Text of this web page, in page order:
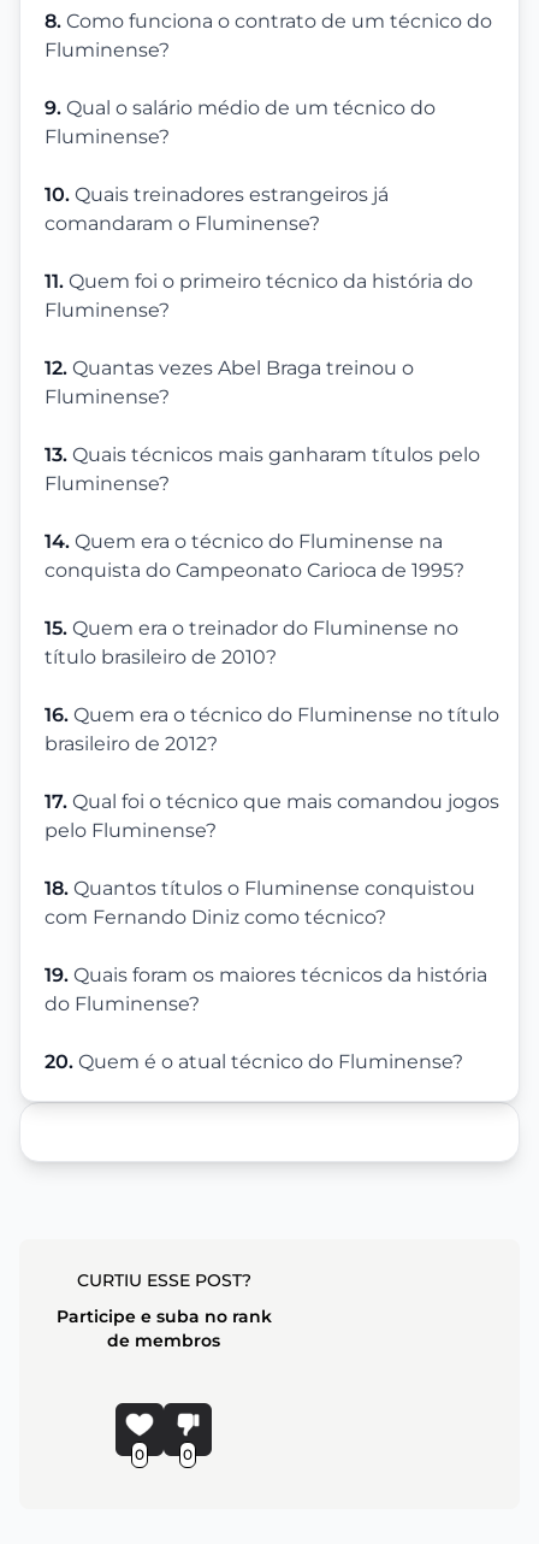
8. Como funciona o contrato de um técnico do
Fluminense?
9. Qual o salário médio de um técnico do
Fluminense?
10. Quais treinadores estrangeiros já
comandaram o Fluminense?
11. Quem foi o primeiro técnico da história do
Fluminense?
12. Quantas vezes Abel Braga treinou o
Fluminense?
13. Quais técnicos mais ganharam títulos pelo
Fluminense?
14. Quem era o técnico do Fluminense na
conquista do Campeonato Carioca de 1995?
15. Quem era o treinador do Fluminense no
título brasileiro de 2010?
16. Quem era o técnico do Fluminense no título
brasileiro de 2012?
17. Qual foi o técnico que mais comandou jogos
pelo Fluminense?
18. Quantos títulos o Fluminense conquistou
com Fernando Diniz como técnico?
19. Quais foram os maiores técnicos da história
do Fluminense?
20. Quem é o atual técnico do Fluminense?
CURTIU ESSE POST?
Participe e suba no rank
de membros
0 0